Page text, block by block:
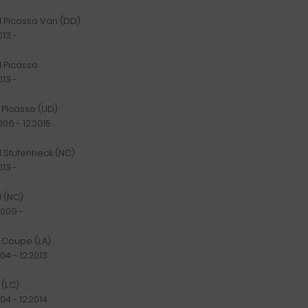
Picasso Van (DD)
-
Picasso
-
(UD)
- 12.2015
Stufenheck (NC)
-
(NC)
-
Coupe (LA)
- 12.2013
- 12.2014